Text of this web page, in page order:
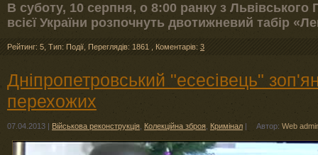
В суботу, 10 серпня, о 8:00 ранку з Львівського
всієї України розпочнуть двотижневий табір
Рейтинг: 5 Тип: Події Переглядів: 1861 Коментарів: 3
Дніпропетровський "есесівець"
перехожих
07.04.2013 Військова реконструкція Колекційна зброя Кримінал Автор: Web